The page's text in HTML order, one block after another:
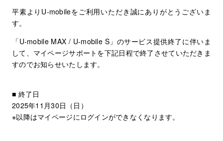
平素よりU-mobileをご利用いただき誠にありがとうございま
す。
「U-mobile MAX / U-mobile S」のサービス提供終了に伴いま
して、マイページサポートを下記日程で終了させていただきま
すのでお知らせいたします。
■ 終了日
2025年11月30日（日）
※以降はマイページにログインができなくなります。